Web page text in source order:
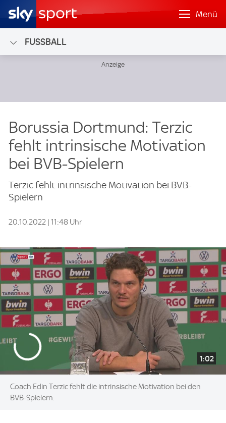
Menü
FUSSBALL
Borussia Dortmund: Terzic
fehlt intrinsische Motivation
bei BVB-Spielern
Terzic fehlt intrinsische Motivation bei BVB-
Spielern
20.10.2022 | 11:48 Uhr
1:02
Coach Edin Terzic fehlt die intrinsische Motivation bei den
BVB-Spielern.